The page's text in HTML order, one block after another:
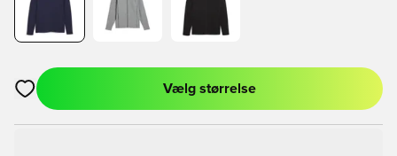
Åbner en Modal til at logge ind eller tilmelde dig som medlem
Vælg størrelse